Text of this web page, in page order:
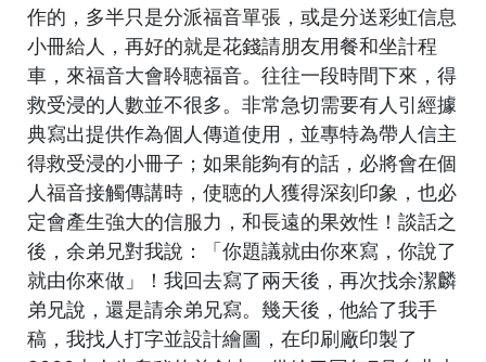
作的，多半只是分派福音單張，或是分送彩虹信息
小冊給人，再好的就是花錢請朋友用餐和坐計程
車，來福音大會聆聴福音。往往一段時間下來，得
救受浸的人數並不很多。非常急切需要有人引經據
典寫出提供作為個人傳道使用，並專特為帶人信主
得救受浸的小冊子；如果能夠有的話，必將會在個
人福音接觸傳講時，使聴的人獲得深刻印象，也必
定會產生強大的信服力，和長遠的果效性！談話之
後，余弟兄對我說：「你題議就由你來寫，你說了
就由你來做」！我回去寫了兩天後，再次找余潔麟
弟兄說，還是請余弟兄寫。幾天後，他給了我手
稿，我找人打字並設計繪圖，在印刷廠印製了